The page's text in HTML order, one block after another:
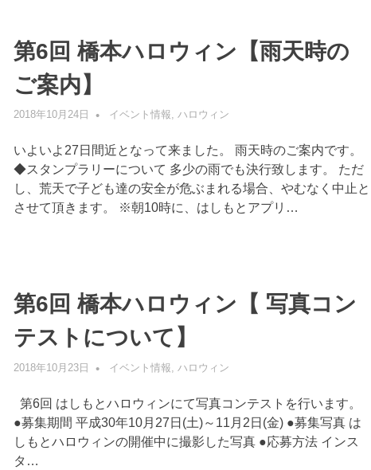
第6回 橋本ハロウィン【雨天時の
ご案内】
2018年10月24日 管理者
イベント情報, ハロウィン
いよいよ27日間近となって来ました。 雨天時のご案内です。
◆スタンプラリーについて 多少の雨でも決行致します。 ただ
し、荒天で子ども達の安全が危ぶまれる場合、やむなく中止と
させて頂きます。 ※朝10時に、はしもとアプリ…
第6回 橋本ハロウィン【 写真コン
テストについて】
2018年10月23日 管理者
イベント情報 ハロウィン
第6回 はしもとハロウィンにて写真コンテストを行います。
●募集期間 平成30年10月27日(土)～11月2日(金) ●募集写真 は
しもとハロウィンの開催中に撮影した写真 ●応募方法 インス
タ…